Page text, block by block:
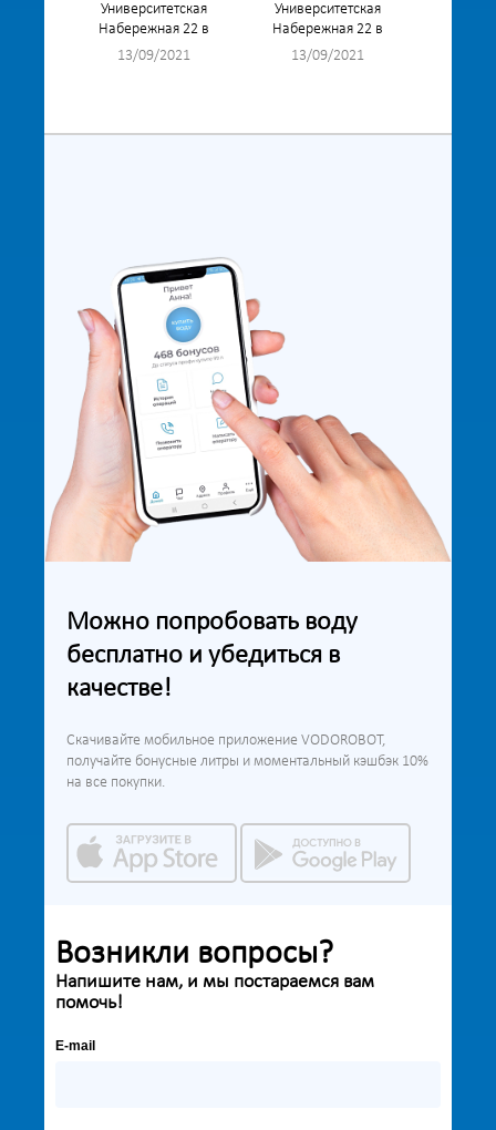
Университетская
Набережная 22 в
13/09/2021
Университетская
Набережная 22 в
13/09/2021
Можно попробовать воду
бесплатно и убедиться в
качестве!
Скачивайте мобильное приложение VODOROBOT,
получайте бонусные литры и моментальный кэшбэк 10%
на все покупки.
Возникли вопросы?
Напишите нам, и мы постараемся вам
помочь!
E-mail